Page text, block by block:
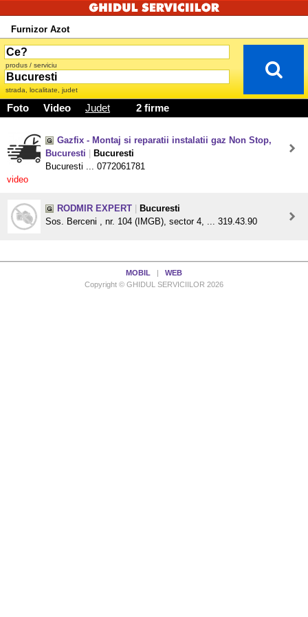
Furnizor Azot
produs / serviciu
strada, localitate, judet
Foto Video Judet 2 firme
Gazfix - Montaj si reparatii instalatii gaz Non Stop,
Bucuresti
Bucuresti
Bucuresti ... 0772061781
video
RODMIR EXPERT
Bucuresti
Sos. Berceni , nr. 104 (IMGB), sector 4, ... 319.43.90
MOBIL
WEB
Copyright © GHIDUL SERVICIILOR 2026